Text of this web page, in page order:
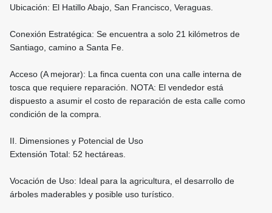
Ubicación: El Hatillo Abajo, San Francisco, Veraguas.
Conexión Estratégica: Se encuentra a solo 21 kilómetros de
Santiago, camino a Santa Fe.
Acceso (A mejorar): La finca cuenta con una calle interna de
tosca que requiere reparación. NOTA: El vendedor está
dispuesto a asumir el costo de reparación de esta calle como
condición de la compra.
II. Dimensiones y Potencial de Uso
Extensión Total: 52 hectáreas.
Vocación de Uso: Ideal para la agricultura, el desarrollo de
árboles maderables y posible uso turístico.